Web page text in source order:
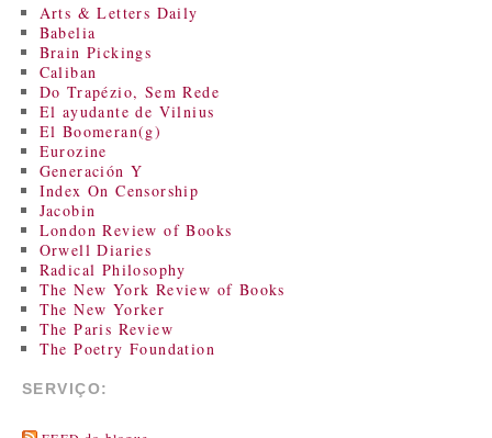
Arts & Letters Daily
Babelia
Brain Pickings
Caliban
Do Trapézio, Sem Rede
El ayudante de Vilnius
El Boomeran(g)
Eurozine
Generación Y
Index On Censorship
Jacobin
London Review of Books
Orwell Diaries
Radical Philosophy
The New York Review of Books
The New Yorker
The Paris Review
The Poetry Foundation
SERVIÇO: